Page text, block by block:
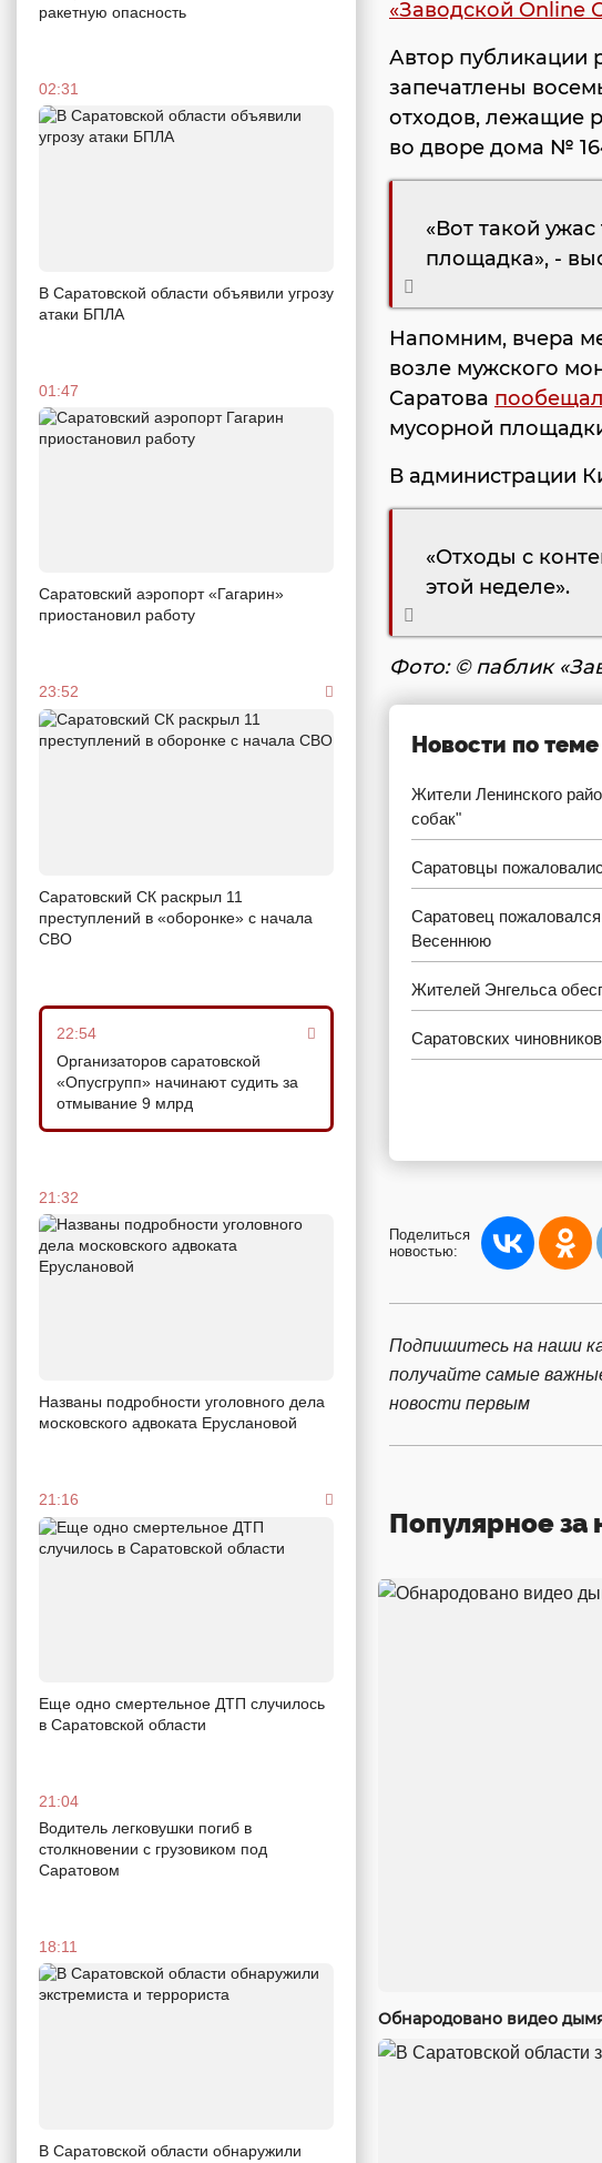
ракетную опасность
02:31
В Саратовской области объявили угрозу
атаки БПЛА
01:47
Саратовский аэропорт «Гагарин»
приостановил работу
23:52
Саратовский СК раскрыл 11
преступлений в «оборонке» с начала
СВО
22:54
Организаторов саратовской
«Опусгрупп» начинают судить за
отмывание 9 млрд
21:32
Названы подробности уголовного дела
московского адвоката Еруслановой
21:16
Еще одно смертельное ДТП случилось
в Саратовской области
21:04
Водитель легковушки погиб в
столкновении с грузовиком под
Саратовом
18:11
В Саратовской области обнаружили
«Заводской Online
Автор публикации
запечатлены
отходов, лежащие
во дворе дома №
«Вот такой
площадка», -
Напомним, вчера
возле мужского
Саратова
мусорной
В администрации
«Отходы с
этой неделе».
Фото: © паблик
Новости по теме
Жители Ленинского
собак"
Саратовцы
Саратовец
Весеннюю
Жителей Энгельса
Саратовских
Поделиться
новостью:
Подпишитесь на наши
получайте самые
новости первым
Популярное за
Обнародовано видео